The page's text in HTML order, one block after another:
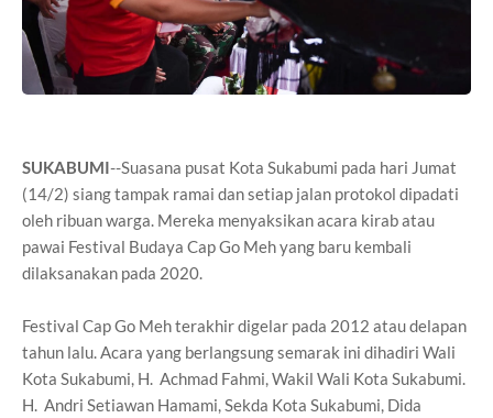
SUKABUMI--Suasana pusat Kota Sukabumi pada hari Jumat
(14/2) siang tampak ramai dan setiap jalan protokol dipadati
oleh ribuan warga. Mereka menyaksikan acara kirab atau
pawai Festival Budaya Cap Go Meh yang baru kembali
dilaksanakan pada 2020.
Festival Cap Go Meh terakhir digelar pada 2012 atau delapan
tahun lalu. Acara yang berlangsung semarak ini dihadiri Wali
Kota Sukabumi, H. Achmad Fahmi, Wakil Wali Kota Sukabumi.
H. Andri Setiawan Hamami, Sekda Kota Sukabumi, Dida